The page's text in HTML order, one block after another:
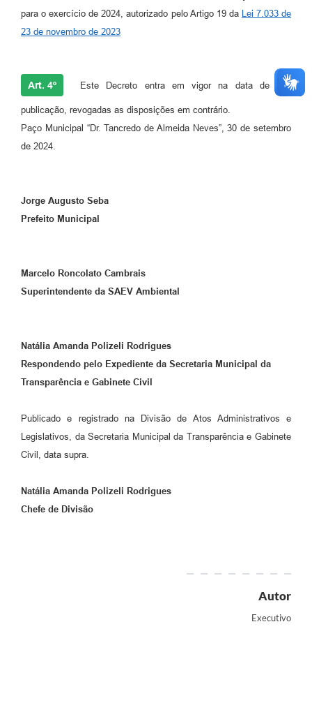
para o exercício de 2024, autorizado pelo Artigo 19 da Lei 7.033 de
23 de novembro de 2023
Art. 4º Este Decreto entra em vigor na data de sua
publicação, revogadas as disposições em contrário.
Paço Municipal “Dr. Tancredo de Almeida Neves”, 30 de setembro
de 2024.
Jorge Augusto Seba
Prefeito Municipal
Marcelo Roncolato Cambrais
Superintendente da SAEV Ambiental
Natália Amanda Polizeli Rodrigues
Respondendo pelo Expediente da Secretaria Municipal da
Transparência e Gabinete Civil
Publicado e registrado na Divisão de Atos Administrativos e
Legislativos, da Secretaria Municipal da Transparência e Gabinete
Civil, data supra.
Natália Amanda Polizeli Rodrigues
Chefe de Divisão
Autor
Executivo